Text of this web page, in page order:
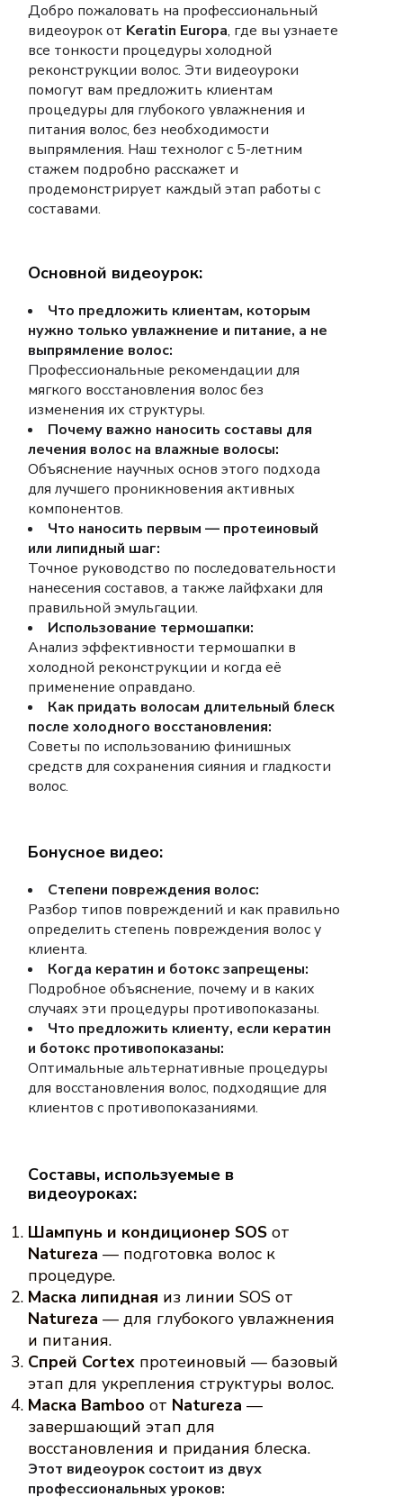
Добро пожаловать на профессиональный
видеоурок от Keratin Europa, где вы узнаете
все тонкости процедуры холодной
реконструкции волос. Эти видеоуроки
помогут вам предложить клиентам
процедуры для глубокого увлажнения и
питания волос, без необходимости
выпрямления. Наш технолог с 5-летним
стажем подробно расскажет и
продемонстрирует каждый этап работы с
составами.
Основной видеоурок:
Что предложить клиентам, которым
нужно только увлажнение и питание, а не
выпрямление волос:
Профессиональные рекомендации для
мягкого восстановления волос без
изменения их структуры.
Почему важно наносить составы для
лечения волос на влажные волосы:
Объяснение научных основ этого подхода
для лучшего проникновения активных
компонентов.
Что наносить первым — протеиновый
или липидный шаг:
Точное руководство по последовательности
нанесения составов, а также лайфхаки для
правильной эмульгации.
Использование термошапки:
Анализ эффективности термошапки в
холодной реконструкции и когда её
применение оправдано.
Как придать волосам длительный блеск
после холодного восстановления:
Советы по использованию финишных
средств для сохранения сияния и гладкости
волос.
Бонусное видео:
Степени повреждения волос:
Разбор типов повреждений и как правильно
определить степень повреждения волос у
клиента.
Когда кератин и ботокс запрещены:
Подробное объяснение, почему и в каких
случаях эти процедуры противопоказаны.
Что предложить клиенту, если кератин
и ботокс противопоказаны:
Оптимальные альтернативные процедуры
для восстановления волос, подходящие для
клиентов с противопоказаниями.
Составы, используемые в
видеоуроках:
Шампунь и кондиционер SOS от
Natureza — подготовка волос к
процедуре.
Маска липидная из линии SOS от
Natureza — для глубокого увлажнения
и питания.
Спрей Cortex протеиновый — базовый
этап для укрепления структуры волос.
Маска Bamboo от Natureza —
завершающий этап для
восстановления и придания блеска.
Этот видеоурок состоит из двух
профессиональных уроков: